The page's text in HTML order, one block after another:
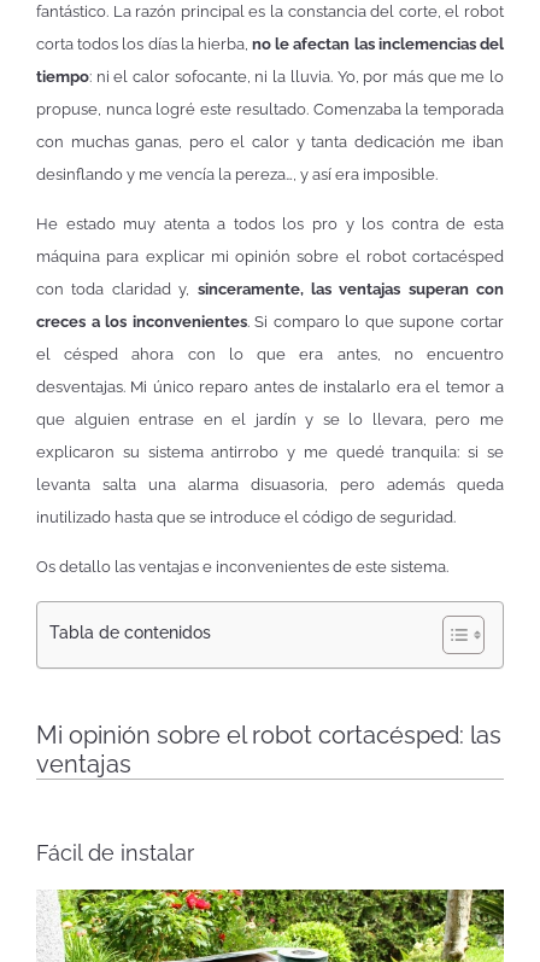
fantástico. La razón principal es la constancia del corte, el robot
corta todos los días la hierba,no le afectan las inclemencias del
tiempo: ni el calor sofocante, ni la lluvia. Yo, por más que me lo
propuse, nunca logré este resultado. Comenzaba la temporada
con muchas ganas, pero el calor y tanta dedicación me iban
desinflando y me vencía la pereza…, y así era imposible.
He estado muy atenta a todos los pro y los contra de esta
máquina para explicar mi opinión sobre el robot cortacésped
con toda claridad y, sinceramente, las ventajas superan con
creces a los inconvenientes. Si comparo lo que supone cortar
el césped ahora con lo que era antes, no encuentro
desventajas. Mi único reparo antes de instalarlo era el temor a
que alguien entrase en el jardín y se lo llevara, pero me
explicaron su sistema antirrobo y me quedé tranquila: si se
levanta salta una alarma disuasoria, pero además queda
inutilizado hasta que se introduce el código de seguridad.
Os detallo las ventajas e inconvenientes de este sistema.
Tabla de contenidos
Mi opinión sobre el robot cortacésped: las
ventajas
Fácil de instalar